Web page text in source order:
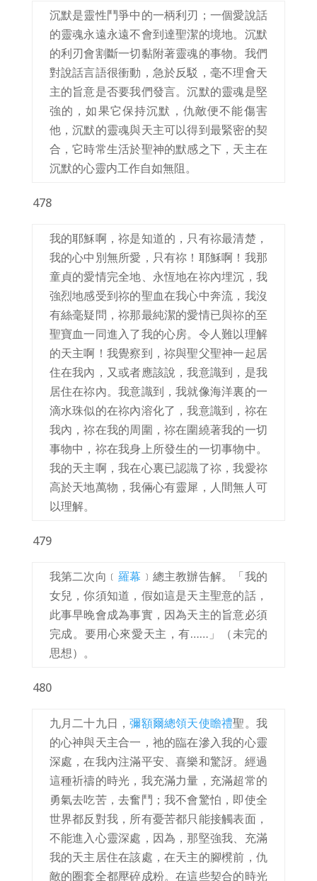
沉默是靈性鬥爭中的一柄利刃；一個愛說話
的靈魂永遠永遠不會到達聖潔的境地。沉默
的利刃會割斷一切黏附著靈魂的事物。我們
對說話言語很衝動，急於反駁，毫不理會天
主的旨意是否要我們發言。沉默的靈魂是堅
強的，如果它保持沉默，仇敵便不能傷害
他，沉默的靈魂與天主可以得到最緊密的契
合，它時常生活於聖神的默感之下，天主在
沉默的心靈内工作自如無阻。
478
我的耶穌啊，祢是知道的，只有祢最清楚，
我的心中別無所愛，只有祢！耶穌啊！我那
童貞的愛情完全地、永恆地在祢內埋沉，我
強烈地感受到祢的聖血在我心中奔流，我沒
有絲毫疑問，祢那最純潔的愛情已與祢的至
聖寶血一同進入了我的心房。令人難以理解
的天主啊！我覺察到，祢與聖父聖神一起居
住在我內，又或者應該說，我意識到，是我
居住在祢內。我意識到，我就像海洋裏的一
滴水珠似的在祢內溶化了，我意識到，祢在
我內，祢在我的周圍，祢在圍繞著我的一切
事物中，祢在我身上所發生的一切事物中。
我的天主啊，我在心裏已認識了祢，我愛祢
高於天地萬物，我倆心有靈犀，人間無人可
以理解。
479
我第二次向﹝羅幕 ﹞總主教辦告解。「我的
女兒，你須知道，假如這是天主聖意的話，
此事早晚會成為事實，因為天主的旨意必須
完成。要用心來愛天主，有……」（未完的
思想）。
480
九月二十九日，彌額爾總領天使瞻禮聖。我
的心神與天主合一，祂的臨在滲入我的心靈
深處，在我內注滿平安、喜樂和驚訝。經過
這種祈禱的時光，我充滿力量，充滿超常的
勇氣去吃苦，去奮鬥；我不會驚怕，即使全
世界都反對我，所有憂苦都只能接觸表面，
不能進入心靈深處，因為，那堅強我、充滿
我的天主居住在該處，在天主的腳櫈前，仇
敵的圈套全都壓碎成粉。在這些契合的時光